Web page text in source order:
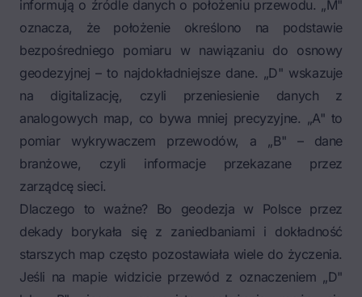
informują o źródle danych o położeniu przewodu. „M"
oznacza, że położenie określono na podstawie
bezpośredniego pomiaru w nawiązaniu do osnowy
geodezyjnej – to najdokładniejsze dane. „D" wskazuje
na digitalizację, czyli przeniesienie danych z
analogowych map, co bywa mniej precyzyjne. „A" to
pomiar wykrywaczem przewodów, a „B" – dane
branżowe, czyli informacje przekazane przez
zarządcę sieci.
Dlaczego to ważne? Bo geodezja w Polsce przez
dekady borykała się z zaniedbaniami i dokładność
starszych map często pozostawiała wiele do życzenia.
Jeśli na mapie widzicie przewód z oznaczeniem „D"